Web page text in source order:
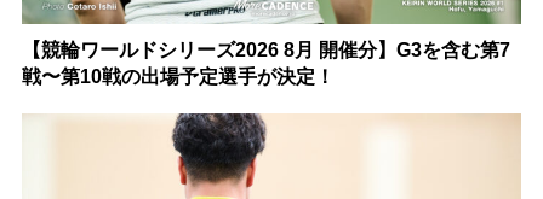
【競輪ワールドシリーズ2026 8月 開催分】G3を含む第7
戦〜第10戦の出場予定選手が決定！